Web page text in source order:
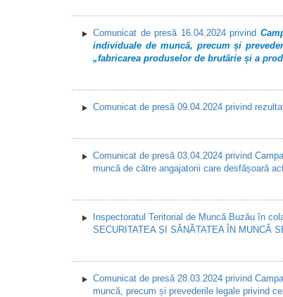
Comunicat de presă 16.04.2024 privind
individuale de muncă, precum și
„fabricarea produselor de brutărie și a
Comunicat de presă 09.04.2024 privind
Comunicat de presă 03.04.2024 privind
muncă de către angajatorii care desfășoară
Inspectoratul Teritorial de Muncă Buzău în
SECURITATEA ȘI SĂNĂTATEA ÎN MUNCĂ
Comunicat de presă 28.03.2024 privind
muncă, precum și prevederile legale privind